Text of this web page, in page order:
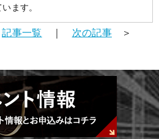
ます。
記事一覧 ｜ 次の記事＞